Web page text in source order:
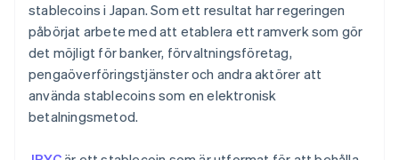
stablecoins i Japan. Som ett resultat har regeringen
påbörjat arbete med att etablera ett ramverk som gör
det möjligt för banker, förvaltningsföretag,
pengaöverföringstjänster och andra aktörer att
använda stablecoins som en elektronisk
betalningsmetod.